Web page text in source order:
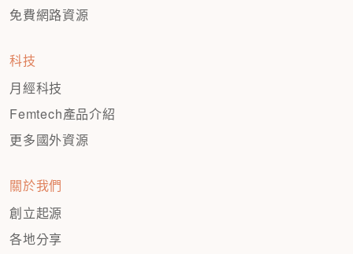
免費網路資源
科技
月經科技
Femtech產品介紹
更多國外資源
關於我們
創立起源
各地分享